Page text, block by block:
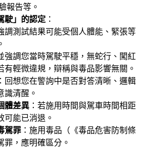
報告等。
駛」的認定 ：
調測試結果可能受個人體能、緊張等
強調您當時駕駛平穩，無蛇行、闖紅
有輕微違規，辯稱與毒品影響無關。
：回想您在警詢中是否對答清晰、邏輯
識清醒。
體差異 ：若施用時間與駕車時間相距
可能已消退。
駕罪 ：施用毒品（《毒品危害防制條
罪，應明確區分。